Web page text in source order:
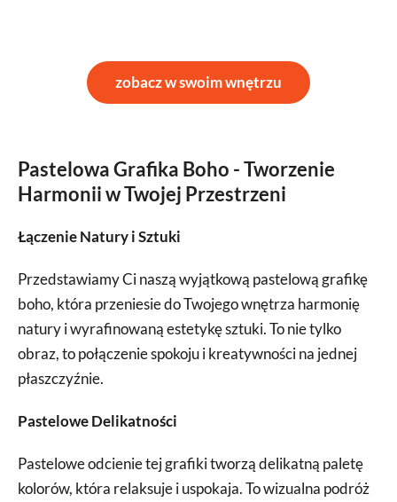
zobacz w swoim wnętrzu
Pastelowa Grafika Boho - Tworzenie
Harmonii w Twojej Przestrzeni
Łączenie Natury i Sztuki
Przedstawiamy Ci naszą wyjątkową pastelową grafikę
boho, która przeniesie do Twojego wnętrza harmonię
natury i wyrafinowaną estetykę sztuki. To nie tylko
obraz, to połączenie spokoju i kreatywności na jednej
płaszczyźnie.
Pastelowe Delikatności
Pastelowe odcienie tej grafiki tworzą delikatną paletę
kolorów, która relaksuje i uspokaja. To wizualna podróż